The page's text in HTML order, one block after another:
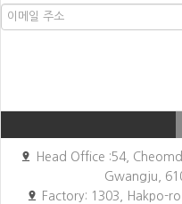
Head Office :54,
Gwangju,
Factory: 1303, Hakpo-